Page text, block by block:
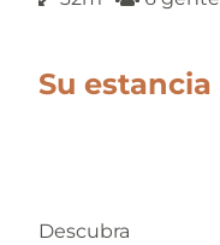
Su estancia
Descubra